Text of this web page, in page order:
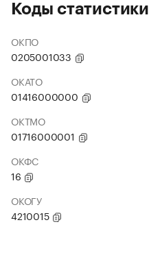
Коды статистики
ОКПО
0205001033
ОКАТО
01416000000
ОКТМО
01716000001
ОКФС
16
ОКОГУ
4210015